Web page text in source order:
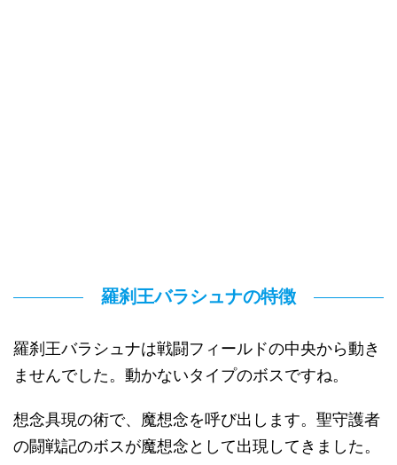
羅刹王バラシュナの特徴
羅刹王バラシュナは戦闘フィールドの中央から動き
ませんでした。動かないタイプのボスですね。
想念具現の術で、魔想念を呼び出します。聖守護者
の闘戦記のボスが魔想念として出現してきました。